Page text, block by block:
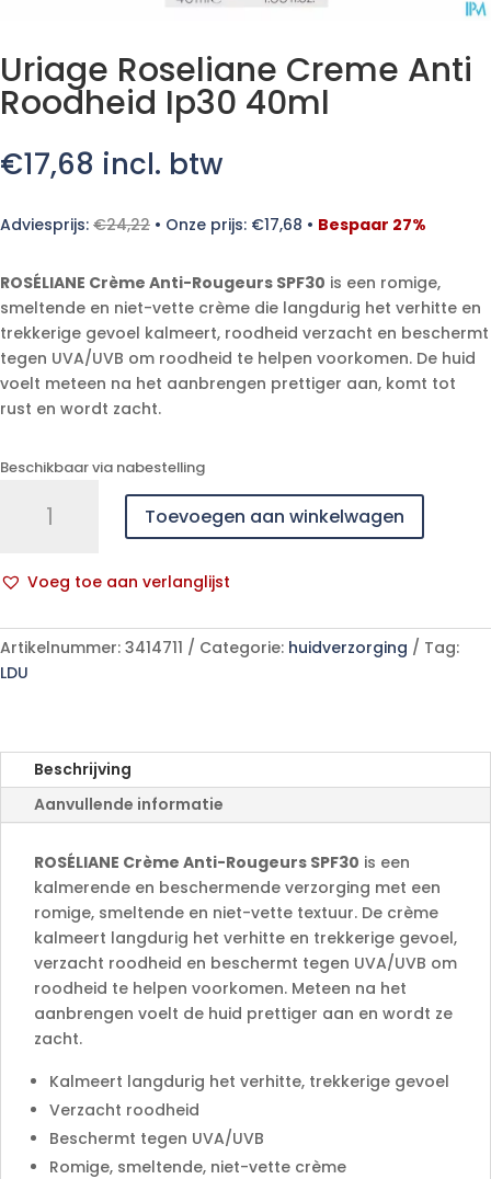
Uriage Roseliane Creme Anti
Roodheid Ip30 40ml
€17,68 incl. btw
Adviesprijs: €24,22 • Onze prijs: €17,68 • Bespaar 27%
ROSÉLIANE Crème Anti-Rougeurs SPF30 is een romige,
smeltende en niet-vette crème die langdurig het verhitte en
trekkerige gevoel kalmeert, roodheid verzacht en beschermt
tegen UVA/UVB om roodheid te helpen voorkomen. De huid
voelt meteen na het aanbrengen prettiger aan, komt tot
rust en wordt zacht.
Beschikbaar via nabestelling
Roseliane
Roodheid
40ml
aantal
Toevoegen aan winkelwagen
Voeg toe aan verlanglijst
l
t
e
a
t
Artikelnummer: 3414711 Categorie: huidverzorging
Tag:
LDU
Beschrijving
Aanvullende informatie
ROSÉLIANE Crème Anti-Rougeurs SPF30 is een
kalmerende en beschermende verzorging met een
romige, smeltende en niet-vette textuur. De crème
kalmeert langdurig het verhitte en trekkerige gevoel,
verzacht roodheid en beschermt tegen UVA/UVB om
roodheid te helpen voorkomen. Meteen na het
aanbrengen voelt de huid prettiger aan en wordt ze
zacht.
Kalmeert langdurig het verhitte, trekkerige gevoel
Verzacht roodheid
Beschermt tegen UVA/UVB
Romige, smeltende, niet-vette crème